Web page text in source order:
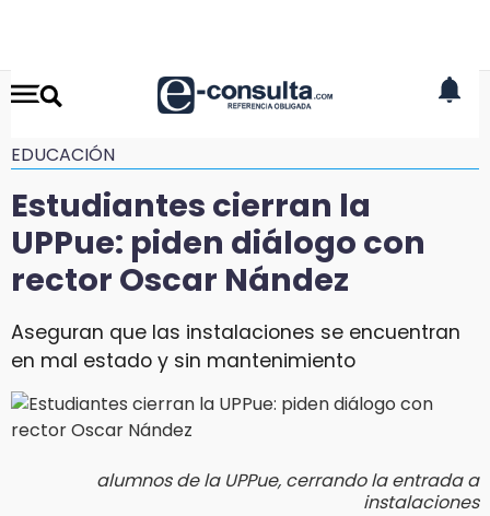
EDUCACIÓN
Estudiantes cierran la
UPPue: piden diálogo con
rector Oscar Nández
Aseguran que las instalaciones se encuentran
en mal estado y sin mantenimiento
alumnos de la UPPue, cerrando la entrada a
instalaciones